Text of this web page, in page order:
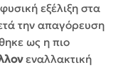
εξέλιξη στα
την απαγόρευση
ως η πιο
εναλλακτική